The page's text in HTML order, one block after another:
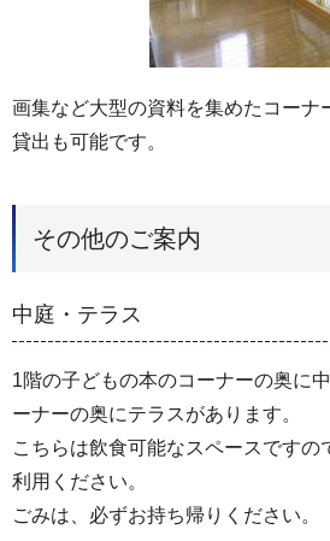
画集など大型の資料を集めたコーナ
貸出も可能です。
その他のご案内
中庭・テラス
1階の子どもの本のコーナーの奥に
ーナーの奥にテラスがあります。
こちらは飲食可能なスペースですの
利用ください。
ごみは、必ずお持ち帰りください。